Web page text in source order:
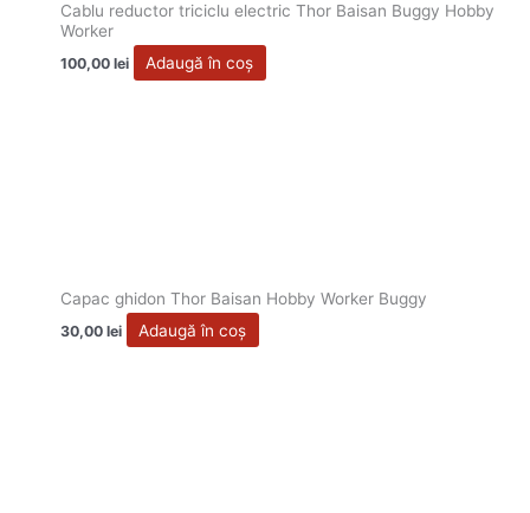
Cablu reductor triciclu electric Thor Baisan Buggy Hobby
Worker
100,00lei Adaugă în coș
Capac ghidon Thor Baisan Hobby Worker Buggy
30,00lei Adaugă în coș